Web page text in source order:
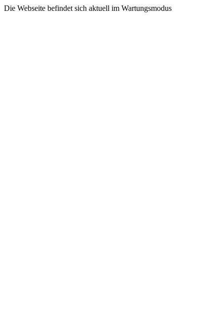
Die Webseite befindet sich aktuell im Wartungsmodus